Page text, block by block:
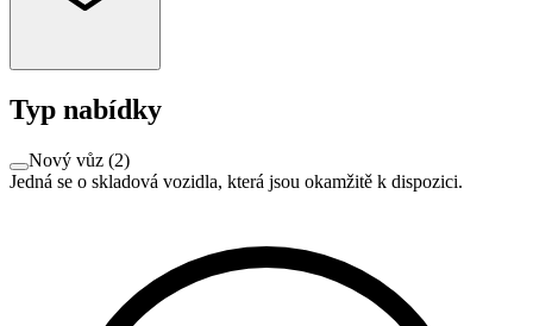
Typ nabídky
Nový vůz (2)
Jedná se o skladová vozidla, která jsou okamžitě k dispozici.